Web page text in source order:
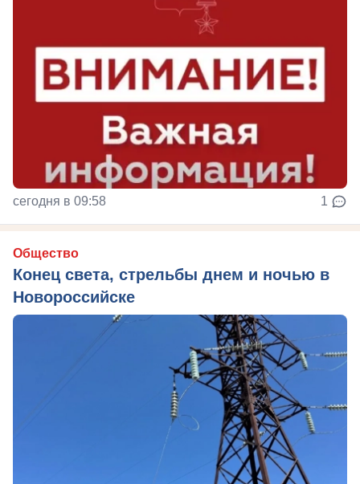
сегодня в 09:58 1
Общество
Конец света, стрельбы днем и ночью в
Новороссийске